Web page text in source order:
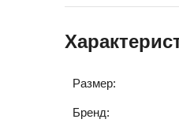
Размер:
Бренд: